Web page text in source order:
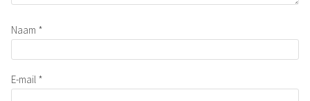
Naam *
E-mail *